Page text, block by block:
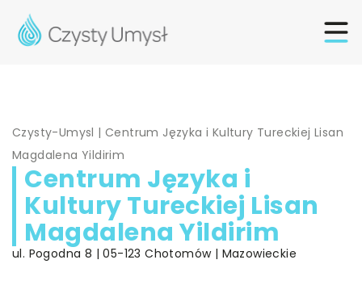
Czysty-Umysl |Centrum Języka i Kultury Tureckiej Lisan
Magdalena Yildirim
Centrum Języka i
Kultury Tureckiej Lisan
Magdalena Yildirim
ul. Pogodna 8 | 05-123 Chotomów | Mazowieckie